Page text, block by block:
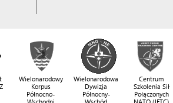
Wielonarodowy
Korpus
Północno-
Wielonarodowa
Dywizja
Północny-
Centrum
Szkolenia Sił
Połączonych